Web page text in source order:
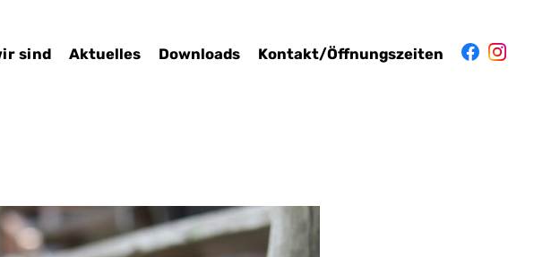
sind Aktuelles Downloads Kontakt/Öffnungszeiten